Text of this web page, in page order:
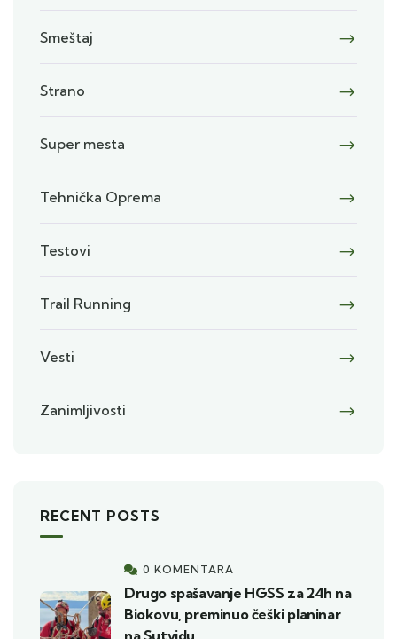
Smeštaj
Strano
Super mesta
Tehnička Oprema
Testovi
Trail Running
Vesti
Zanimljivosti
RECENT POSTS
0 KOMENTARA
Drugo spašavanje HGSS za 24h na
Biokovu, preminuo češki planinar